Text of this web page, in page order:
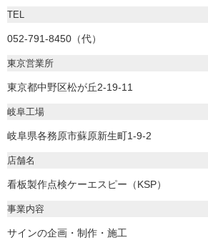
TEL
052-791-8450（代）
東京営業所
東京都中野区松が丘2-19-11
岐阜工場
岐阜県各務原市蘇原新生町1-9-2
店舗名
看板製作点検ケーエスピー（KSP）
事業内容
サインの企画・制作・施工